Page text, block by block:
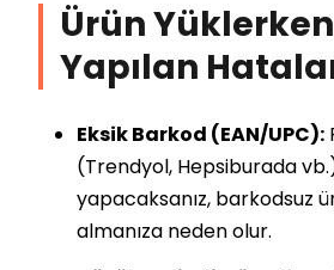
Ürün Yüklerken
Yapılan
Eksik Barkod (EAN/UPC):
(Trendyol, Hepsiburada
yapacaksanız, barkodsuz
almanıza neden olur.